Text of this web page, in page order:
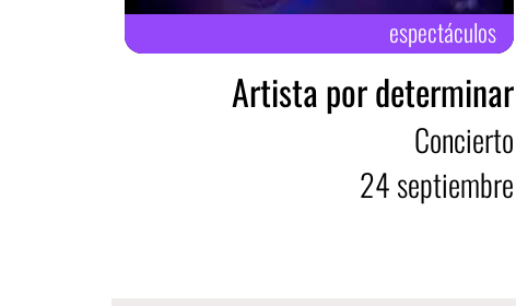
espectáculos
Artista por determinar
Concierto
24septiembre